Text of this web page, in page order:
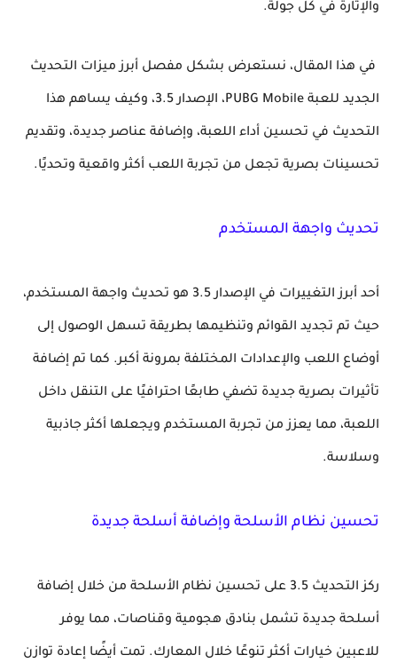
والإثارة في كل جولة.
في هذا المقال، نستعرض بشكل مفصل أبرز ميزات التحديث
الجديد للعبة PUBG Mobile، الإصدار 3.5، وكيف يساهم هذا
التحديث في تحسين أداء اللعبة، وإضافة عناصر جديدة، وتقديم
تحسينات بصرية تجعل من تجربة اللعب أكثر واقعية وتحديًا.
تحديث واجهة المستخدم
أحد أبرز التغييرات في الإصدار 3.5 هو تحديث واجهة المستخدم،
حيث تم تجديد القوائم وتنظيمها بطريقة تسهل الوصول إلى
أوضاع اللعب والإعدادات المختلفة بمرونة أكبر. كما تم إضافة
تأثيرات بصرية جديدة تضفي طابعًا احترافيًا على التنقل داخل
اللعبة، مما يعزز من تجربة المستخدم ويجعلها أكثر جاذبية
وسلاسة.
تحسين نظام الأسلحة وإضافة أسلحة جديدة
ركز التحديث 3.5 على تحسين نظام الأسلحة من خلال إضافة
أسلحة جديدة تشمل بنادق هجومية وقناصات، مما يوفر
للاعبين خيارات أكثر تنوعًا خلال المعارك. تمت أيضًا إعادة توازن